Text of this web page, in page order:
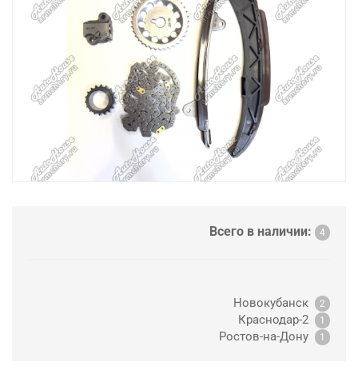
Всего в наличии: 4
Новокубанск 2
Краснодар-2 1
Ростов-на-Дону 1